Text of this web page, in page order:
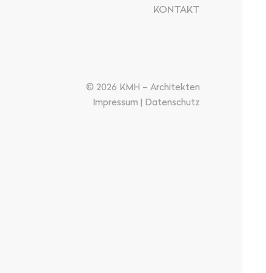
KONTAKT
© 2026 KMH – Architekten
Impressum | Datenschutz